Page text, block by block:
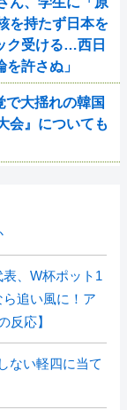
を持たず日本を
ク受ける…西日
許さぬ」
で大揺れの韓国
会』についても
、W杯ポット1
追い風に！ア
反応】
ない軽四に当て